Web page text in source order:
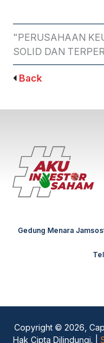
"PERUSAHAAN
SOLID DAN
Back
Gedung Menara
Copyright © 2026,
Hak Cipta Dilindungi. |